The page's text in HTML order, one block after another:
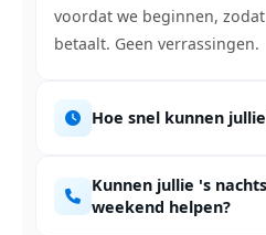
voordat we beginnen,
betaalt. Geen verrassingen.
Hoe snel kunnen
Kunnen jullie 's
weekend helpen?